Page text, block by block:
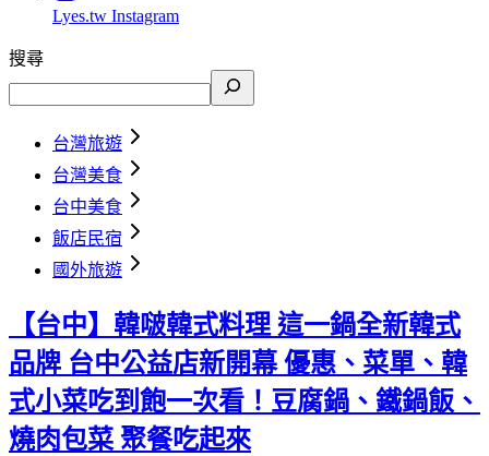
Lyes.tw Instagram
搜尋
台灣旅遊
台灣美食
台中美食
飯店民宿
國外旅遊
【台中】韓啵韓式料理 這一鍋全新韓式
品牌 台中公益店新開幕 優惠、菜單、韓
式小菜吃到飽一次看！豆腐鍋、鐵鍋飯、
燒肉包菜 聚餐吃起來